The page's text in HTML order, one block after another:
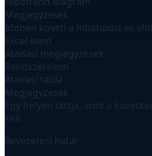
Megjegyzesek
Idoben koveti a hibatipust es
Excel elem
Atadasi megjegyzesek
Rendszerelem
Atadasi tabla
Megjegyzesek
Egy helyen tartja, amit a
kell.
Bevezetesi hatar